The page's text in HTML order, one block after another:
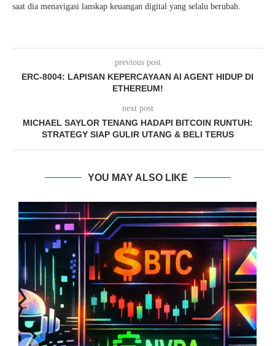
saat dia menavigasi lanskap keuangan digital yang selalu berubah.
previous post
ERC-8004: LAPISAN KEPERCAYAAN AI AGENT HIDUP DI
ETHEREUM!
next post
MICHAEL SAYLOR TENANG HADAPI BITCOIN RUNTUH:
STRATEGY SIAP GULIR UTANG & BELI TERUS
YOU MAY ALSO LIKE